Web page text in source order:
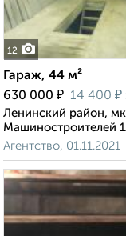
12
Гараж, 44 м²
630 000 ₽ 14 400 ₽
Ленинский район,
Машиностроителей
Агентство, 01.11.2021